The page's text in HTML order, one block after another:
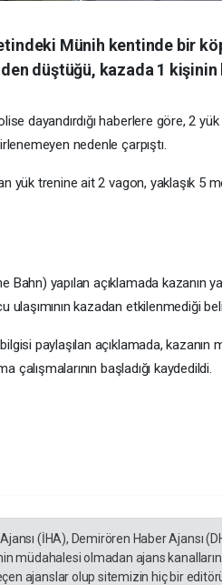
Münih kentinde bir
düştüğü, kazada 1
dayandırdığı haberlere göre, 2
nedenle çarpıştı.
yük trenine ait 2 vagon, yaklaşık 5
yapılan açıklamada kazanın
kazadan etkilenmediği
paylaşılan açıklamada, kazanın
çalışmalarının başladığı kaydedildi.
(İHA), Demirören Haber Ajansı
müdahalesi olmadan ajans
ajanslar olup sitemizin hiç bir